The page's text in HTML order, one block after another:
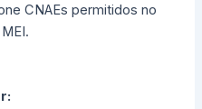
CNAEs permitidos no